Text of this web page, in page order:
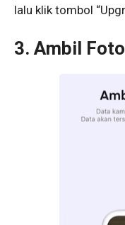
lalu klik tombol
3. Ambil